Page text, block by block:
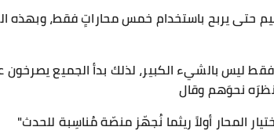
حتى يربح باستخدام خمس محاراتٍ فقط، وبهذه
فقط ليس بالشيء الكبير، لذلك بدأ الجميع
نظرَه نحوَهم وقال
المحار أولاً ريثما نُجهّز منصّة مُناسِبة للحدث"